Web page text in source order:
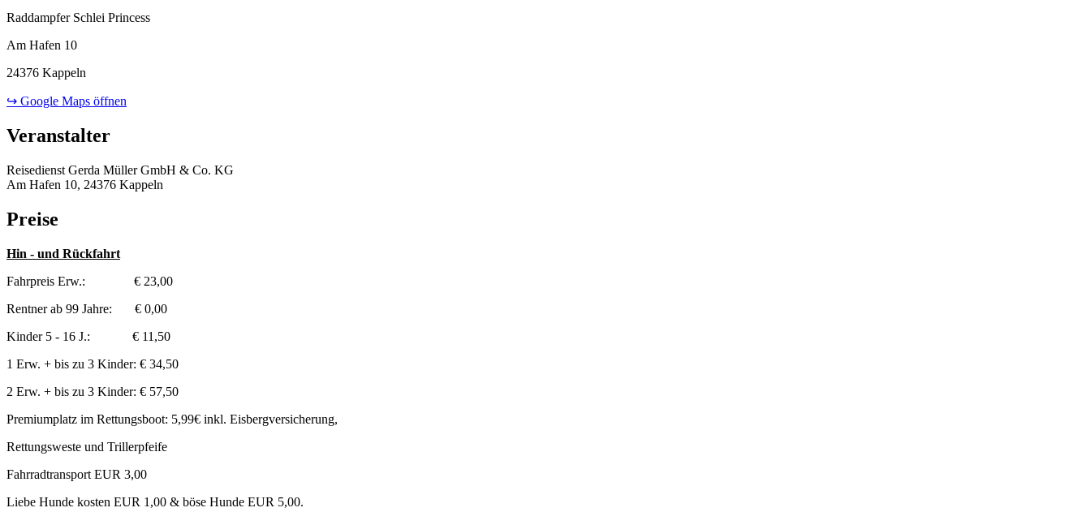
Raddampfer Schlei Princess
Am Hafen 10
24376 Kappeln
↪ Google Maps öffnen
Veranstalter
Reisedienst Gerda Müller GmbH & Co. KG
Am Hafen 10, 24376 Kappeln
Preise
Hin - und Rückfahrt
Fahrpreis Erw.: € 23,00
Rentner ab 99 Jahre: € 0,00
Kinder 5 - 16 J.: € 11,50
1 Erw. + bis zu 3 Kinder: € 34,50
2 Erw. + bis zu 3 Kinder: € 57,50
Premiumplatz im Rettungsboot: 5,99€ inkl. Eisbergversicherung,
Rettungsweste und Trillerpfeife
Fahrradtransport EUR 3,00
Liebe Hunde kosten EUR 1,00 & böse Hunde EUR 5,00.